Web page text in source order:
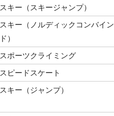
スキー（スキージャンプ）
スキー（ノルディックコンバイン
ド）
スポーツクライミング
スピードスケート
スキー（ジャンプ）